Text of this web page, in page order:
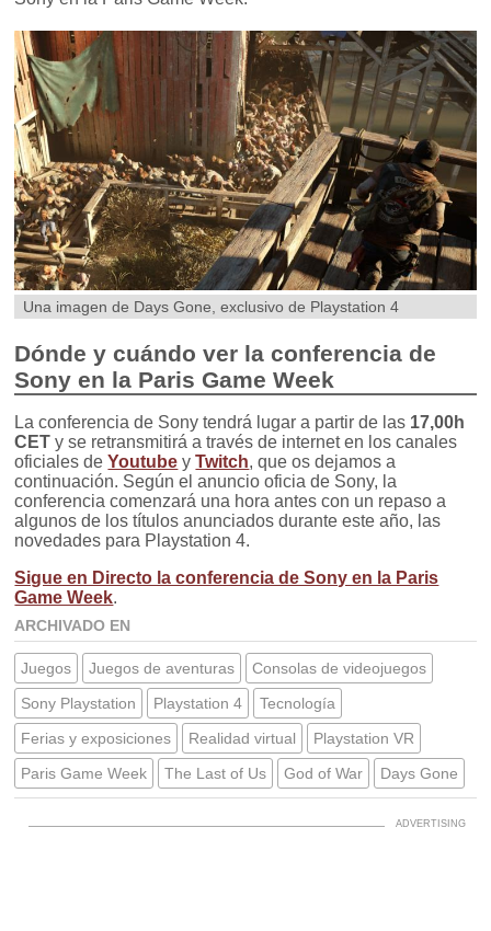
Una imagen de Days Gone, exclusivo de Playstation 4
Dónde y cuándo ver la conferencia de
Sony en la Paris Game Week
La conferencia de Sony tendrá lugar a partir de las 17,00h
CET y se retransmitirá a través de internet en los canales
oficiales deYoutube yTwitch, que os dejamos a
continuación. Según el anuncio oficia de Sony, la
conferencia comenzará una hora antes con un repaso a
algunos de los títulos anunciados durante este año, las
novedades para Playstation 4.
Sigue en Directo la conferencia de Sony en la Paris
Game Week.
ARCHIVADO EN
Juegos Juegos de aventuras
Consolas de videojuegos
Sony Playstation
Playstation 4
Tecnología
Ferias y exposiciones
Realidad virtual
Playstation VR
Paris Game Week
The Last of Us God of War Days Gone